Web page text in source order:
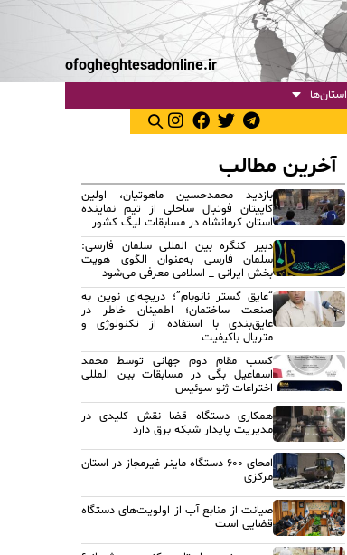
ofogheghtesadonline.ir
استان‌ها
آخرین مطالب
بازدید محمدحسین ماهوتیان، اولین
کاپیتان فوتبال ساحلی از تیم نماینده
استان کرمانشاه در مسابقات لیگ کشور
دبیر کنگره بین المللی سلمان فارسی:
سلمان فارسی به‌عنوان الگوی هویت
بخش ایرانی _ اسلامی معرفی می‌شود
“عایق گستر نانوبام”؛ دریچه‌ای نوین به
صنعت ساختمان؛ اطمینان خاطر در
عایق‌بندی با استفاده از تکنولوژی و
متریال باکیفیت
کسب مقام دوم جهانی توسط محمد
اسماعیل بگی در مسابقات بین المللی
اختراعات ژنو سوئیس
همکاری دستگاه قضا نقش کلیدی در
مدیریت پایدار شبکه برق دارد
امحای ۶۰۰ دستگاه ماینر غیرمجاز در استان
مرکزی
صیانت از منابع آب از اولویت‌های دستگاه
قضایی است